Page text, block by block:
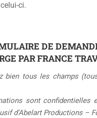
ci.
DE
PAR FRANCE
bien tous les champs
sont confidentielles
d’Abelart Productions –